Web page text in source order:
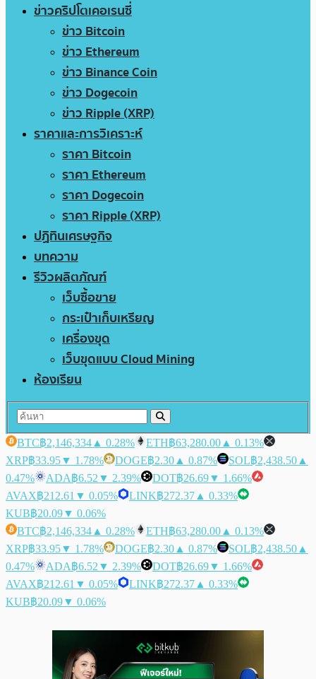
ข่าวคริปโตเคอเรนซี่
ข่าว Bitcoin
ข่าว Ethereum
ข่าว Binance Coin
ข่าว Dogecoin
ข่าว Ripple (XRP)
ราคาและการวิเคราะห์
ราคา Bitcoin
ราคา Ethereum
ราคา Dogecoin
ราคา Ripple (XRP)
ปฏิทินเศรษฐกิจ
บทความ
รีวิวผลิตภัณฑ์
เว็บซื้อขาย
กระเป๋าเก็บเหรียญ
เครื่องขุด
เว็บขุดแบบ Cloud Mining
ห้องเรียน
BTC฿2,146,334 ▲ 0.28% ETH฿63,280.00 ▲ 0.13%
XRP฿33.95▼ 1.78% DOGE฿2.30 ▲ 0.87% SOL฿2,438.50 ▲
0.47%
ADA฿6.52 ▼ 2.39% DOT฿26.69▼ 1.66%
AVAX฿212.61 ▼ 0.05% LINK฿272.37 ▲ 0.33%
KUB฿20.09▼ 0.06%
BTC฿2,146,334 ▲ 0.28% ETH฿63,280.00 ▲ 0.13%
XRP฿33.95▼ 1.78% DOGE฿2.30 ▲ 0.87% SOL฿2,438.50 ▲
0.47%
ADA฿6.52 ▼ 2.39% DOT฿26.69▼ 1.66%
AVAX฿212.61 ▼ 0.05% LINK฿272.37 ▲ 0.33%
KUB฿20.09▼ 0.06%